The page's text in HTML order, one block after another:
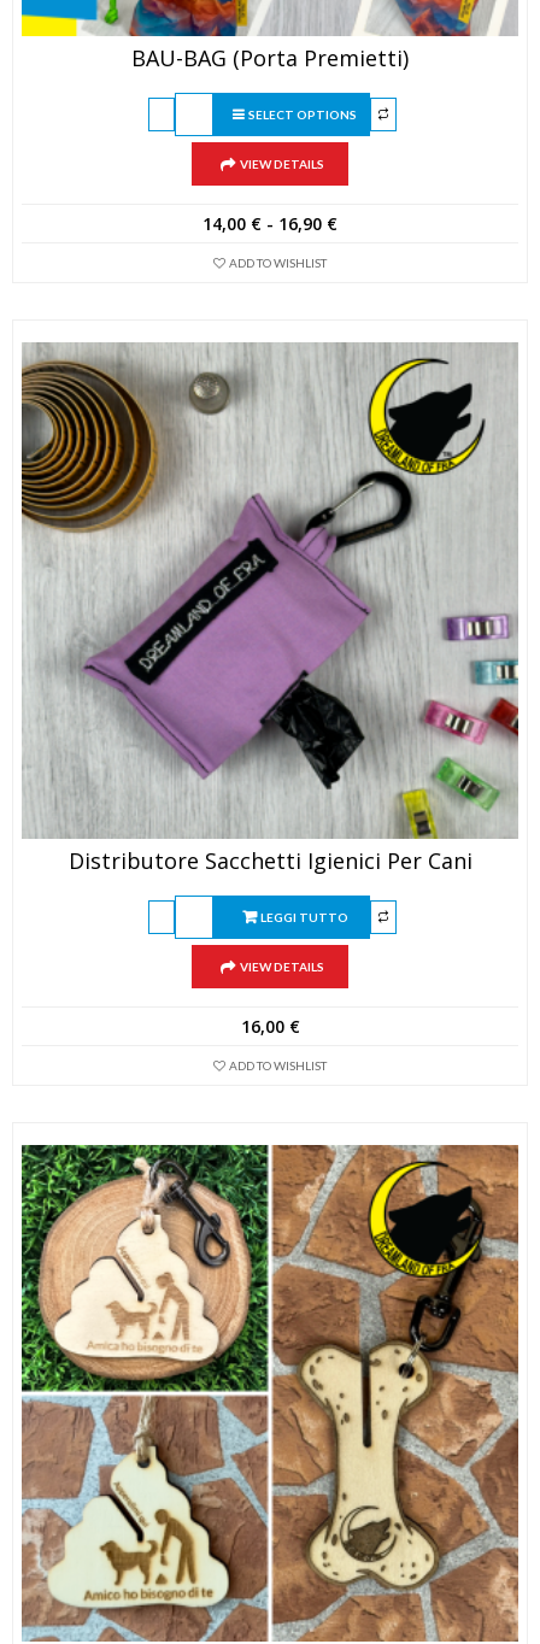
BAU-BAG (Porta Premietti)
SELECT OPTIONS
VIEW DETAILS
14,00 € - 16,90 €Fascia
a
16,90 €
ADD TO WISHLIST
Distributore Sacchetti Igienici Per Cani
LEGGI TUTTO
VIEW DETAILS
16,00 €
ADD TO WISHLIST